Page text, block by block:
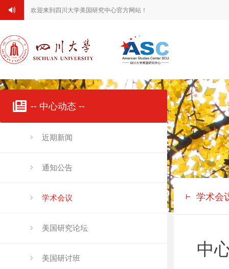
欢迎来到四川大学美国研究中心官方网站！
-- 中心动态 --
近期新闻
通知公告
学术会议
美国研究论坛
美国研讨班
学术会
中